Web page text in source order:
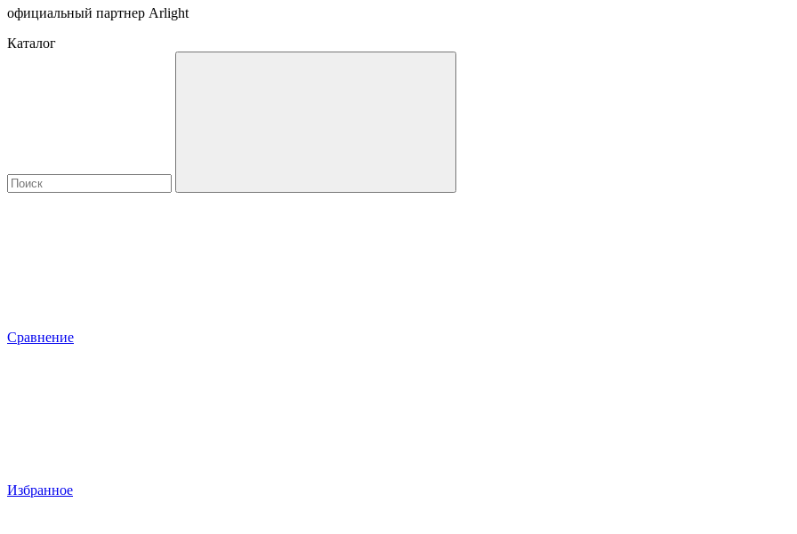
официальный партнер Arlight
Каталог
Сравнение
Избранное